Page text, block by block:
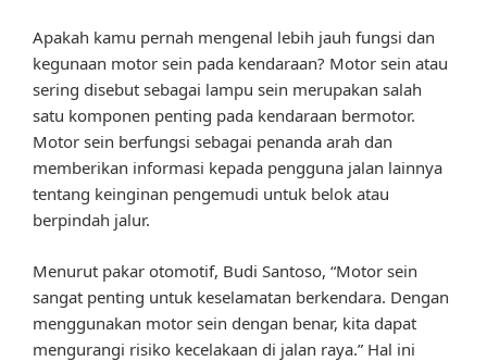
Apakah kamu pernah mengenal lebih jauh fungsi dan
kegunaan motor sein pada kendaraan? Motor sein atau
sering disebut sebagai lampu sein merupakan salah
satu komponen penting pada kendaraan bermotor.
Motor sein berfungsi sebagai penanda arah dan
memberikan informasi kepada pengguna jalan lainnya
tentang keinginan pengemudi untuk belok atau
berpindah jalur.
Menurut pakar otomotif, Budi Santoso, “Motor sein
sangat penting untuk keselamatan berkendara. Dengan
menggunakan motor sein dengan benar, kita dapat
mengurangi risiko kecelakaan di jalan raya.” Hal ini